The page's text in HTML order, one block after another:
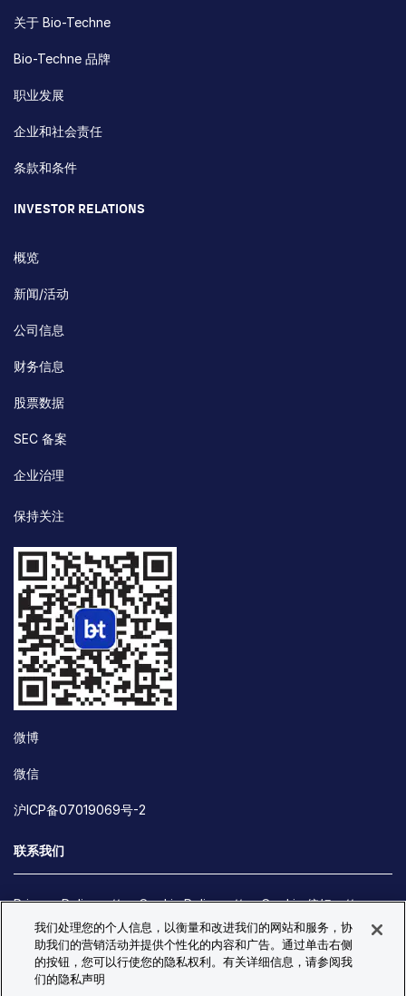
关于 Bio-Techne
Bio-Techne 品牌
职业发展
企业和社会责任
条款和条件
INVESTOR RELATIONS
概览
新闻/活动
公司信息
财务信息
股票数据
SEC 备案
企业治理
保持关注
微博
微信
沪ICP备07019069号-2
联系我们
Privacy Policy Cookie Policy
Cookie 偏好
Site Map
© Copyright 2026 Bio-Techne. All Rights Reserved. All
trademarks and registered trademarks are the property of Bio-
我们处理您的个人信息，以衡量和改进我们的网站和服务，协
助我们的营销活动并提供个性化的内容和广告。通过单击右侧
的按钮，您可以行使您的隐私权利。有关详细信息，请参阅我
们的隐私声明